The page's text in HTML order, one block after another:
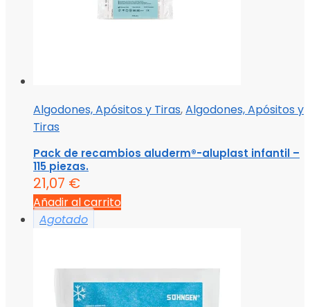
Algodones, Apósitos y Tiras,Algodones, Apósitos y
Tiras
Pack de recambios aluderm®-aluplast infantil –
115 piezas.
21,07 €
Añadir al carrito
Agotado